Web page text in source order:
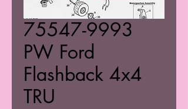
75547-9993
PW Ford
Flashback 4x4
TRU